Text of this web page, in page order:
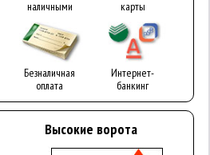
наличными
карты
Безналичная
оплата
Интернет-
банкинг
Высокие ворота